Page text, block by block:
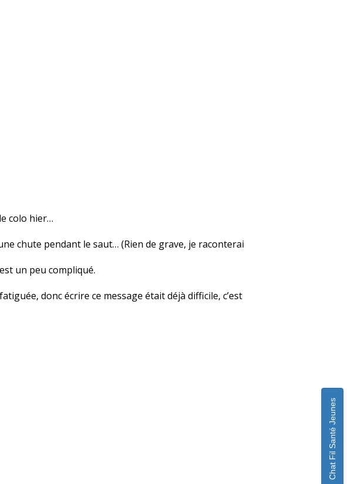
colo hier…
chute pendant le saut… (Rien de grave, je raconterai
un peu compliqué.
donc écrire ce message était déjà difficile, c’est
Chat Fil Santé Jeunes